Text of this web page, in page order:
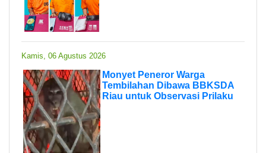
Kamis, 06 Agustus 2026
Monyet Peneror Warga
Tembilahan Dibawa BBKSDA
Riau untuk Observasi Prilaku